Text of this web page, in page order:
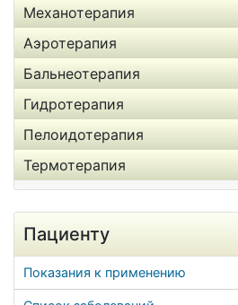
Механотерапия
Аэротерапия
Бальнеотерапия
Гидротерапия
Пелоидотерапия
Термотерапия
Пациенту
Показания к применению